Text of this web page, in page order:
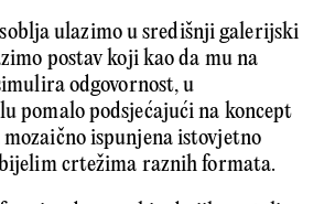
ulazimo u središnji galerijski
postav koji kao da mu na
odgovornost, u
pomalo podsjećajući na koncept
ispunjena istovjetno
crtežima raznih formata.